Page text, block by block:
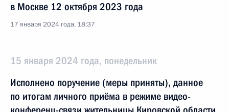
в Москве 12 октября 2023 года
17 января 2024 года, 18:37
15 января 2024 года, понедельник
Исполнено поручение (меры приняты), данное
по итогам личного приёма в режиме видео-